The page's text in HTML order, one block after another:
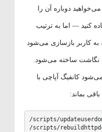
دوباره آن را
کنید — اما به ترتیب
کاربر بازسازی می‌شود
ساخته می‌شود.
کانفیگ آپاچی با
بماند:
/scripts/
/scripts/